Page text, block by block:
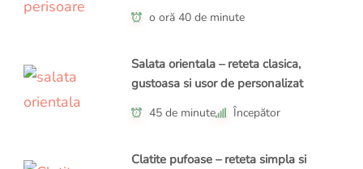
o oră 40 de minute
Salata orientala – reteta clasica,
gustoasa si usor de personalizat
45 de minute Începător
Clatite pufoase – reteta simpla si